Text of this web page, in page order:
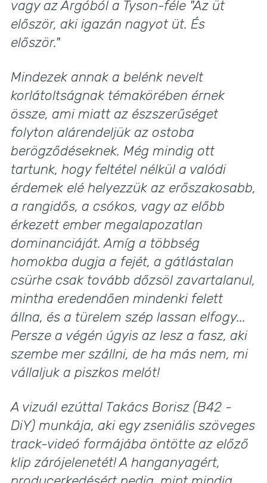
vagy az Argóból a Tyson-féle "Az üt
először, aki igazán nagyot üt. És
először."
Mindezek annak a belénk nevelt
korlátoltságnak témakörében érnek
össze, ami miatt az észszerűséget
folyton alárendeljük az ostoba
berögződéseknek. Még mindig ott
tartunk, hogy feltétel nélkül a valódi
érdemek elé helyezzük az erőszakosabb,
a rangidős, a csókos, vagy az előbb
érkezett ember megalapozatlan
dominanciáját. Amíg a többség
homokba dugja a fejét, a gátlástalan
csürhe csak tovább dőzsöl zavartalanul,
mintha eredendően mindenki felett
állna, és a türelem szép lassan elfogy...
Persze a végén úgyis az lesz a fasz, aki
szembe mer szállni, de ha más nem, mi
vállaljuk a piszkos melót!
A vizuál ezúttal Takács Borisz (B42 -
DiY) munkája, aki egy zseniális szöveges
track-videó formájába öntötte az előző
klip zárójelenetét! A hanganyagért,